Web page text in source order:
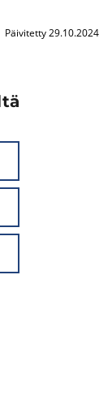
Päivitetty 29.10.2024